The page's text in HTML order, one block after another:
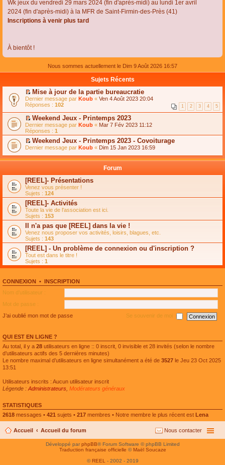
Wk jeux du vendredi 29 mars 2024 (fin d'après-midi) au lundi 1er avril
2024 (fin d'après-midi) à la MFR de Saint-Firmin-des-Près (41)
Inscriptions à venir plus tard
À bientôt !
Nous sommes actuellement le Dim 9 Août 2026 16:57
Sujets Récents
C
o
n
s
u
l
t
e
r
l
e
s
s
a
g
e
n
o
n
l
u
l
e
p
l
u
s
é
c
e
n
t
Mise à jour de la partie bureaucratie
Dernier message par Koub « Ven 4 Août 2023 20:04
Réponses : 102 1 2 3 4 5
C
o
n
s
u
t
l
e
m
e
s
s
a
g
e
n
o
n
l
u
l
e
l
u
s
é
e
Weekend Jeux - Printemps 2023
Dernier message par Koub « Mar 7 Fév 2023 11:12
Réponses : 1
C
n
l
t
e
r
l
e
m
e
s
s
a
g
e
n
o
n
u
l
e
l
s
e
n
t
Weekend Jeux - Printemps 2023 - Covoiturage
Dernier message par Koub « Dim 15 Jan 2023 16:59
Forum
[REEL]- Présentations
Venez vous présenter !
Sujets : 124
[REEL]- Activités
Toute la vie de l'association est ici.
Sujets : 153
Il n'a pas que [REEL] dans la vie !
Venez nous proposer vos activités, loisirs, blagues, etc.
Sujets : 143
[REEL] - Un problème de connexion ou d'inscription ?
Tout est dans le titre !
Sujets : 1
CONNEXION • INSCRIPTION
Nom d’utilisateur :
Mot de passe :
J’ai oublié mon mot de passe
Se souvenir de moi
QUI EST EN LIGNE ?
Au total, il y a 28 utilisateurs en ligne :: 0 inscrit, 0 invisible et 28 invités (selon le nombre
d’utilisateurs actifs des 5 dernières minutes)
Le nombre maximal d’utilisateurs en ligne simultanément a été de 3527 le Jeu 23 Oct 2025
13:51
Utilisateurs inscrits : Aucun utilisateur inscrit
Légende : Administrateurs Modérateurs généraux
STATISTIQUES
2618 messages • 421 sujets • 217 membres • Notre membre le plus récent est Lena
Accueil Accueil du forum Nous contacter
Développé parphpBB® Forum Software © phpBB Limited
Traduction française officielle © Maël Soucaze
© REEL - 2002 - 2019